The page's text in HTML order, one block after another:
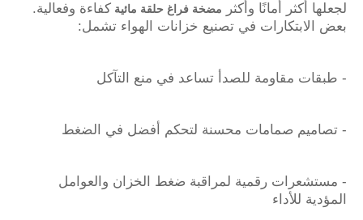
لجعلها أكثر أمانًا وأكثر
مضخة فراغ حلقة مائية كفاءة وفعالية.
بعض الابتكارات في تصنيع خزانات الهواء تشمل:
- طبقات مقاومة للصدأ تساعد في منع التآكل
- تصاميم صمامات محسنة لتحكم أفضل في الضغط
- مستشعرات رقمية لمراقبة ضغط الخزان والعوامل
المؤدية للأداء